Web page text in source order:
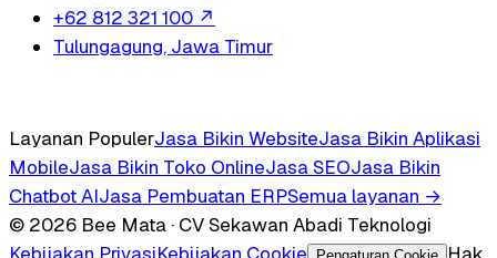
+62 812 321 100 ↗
Tulungagung, Jawa Timur
Layanan PopulerJasa Bikin WebsiteJasa Bikin Aplikasi
MobileJasa Bikin Toko OnlineJasa SEOJasa Bikin
Chatbot AIJasa Pembuatan ERPSemua layanan →
© 2026 Bee Mata · CV Sekawan Abadi Teknologi